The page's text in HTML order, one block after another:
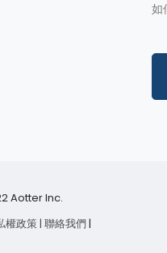
如
Aotter Inc.
權政策| 聯絡我們 |